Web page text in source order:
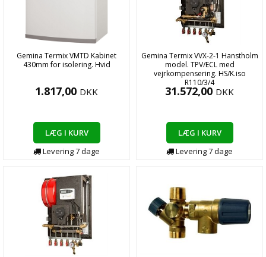
Gemina Termix VMTD Kabinet
430mm for isolering. Hvid
1.817,00 DKK
LÆG I KURV
Levering7dage
Gemina Termix VVX-2-1 Hanstholm
model. TPV/ECL med
vejrkompensering. HS/K.iso
R110/3/4
31.572,00 DKK
LÆG I KURV
Levering7dage